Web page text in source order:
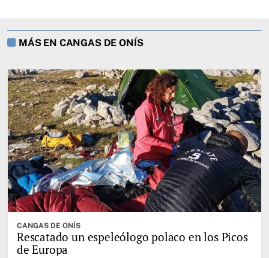
MÁS EN CANGAS DE ONÍS
CANGAS DE ONÍS
Rescatado un espeleólogo polaco en los Picos
de Europa